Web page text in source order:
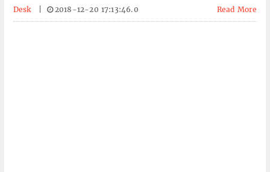
Desk
2018-12-20 17:13:46.0 Read More